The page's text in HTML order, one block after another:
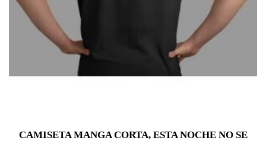
CAMISETA MANGA CORTA, ESTA NOCHE NO SE